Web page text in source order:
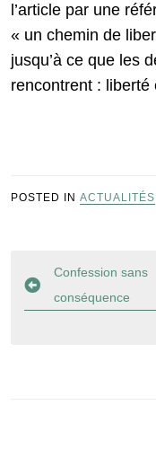
l’article par une
« un chemin de
jusqu’à ce que les
rencontrent : liberté
POSTED IN ACTUALITÉS
Navigation
de
Confession sans
conséquence